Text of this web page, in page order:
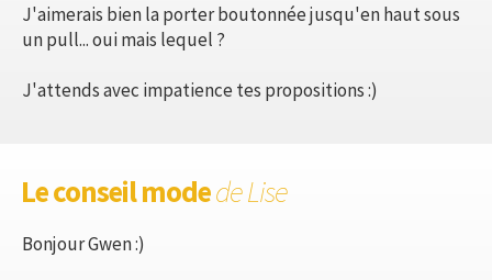
J'aimerais bien la porter boutonnée jusqu'en haut sous
un pull... oui mais lequel ?
J'attends avec impatience tes propositions :)
Le conseil modede Lise
Bonjour Gwen :)